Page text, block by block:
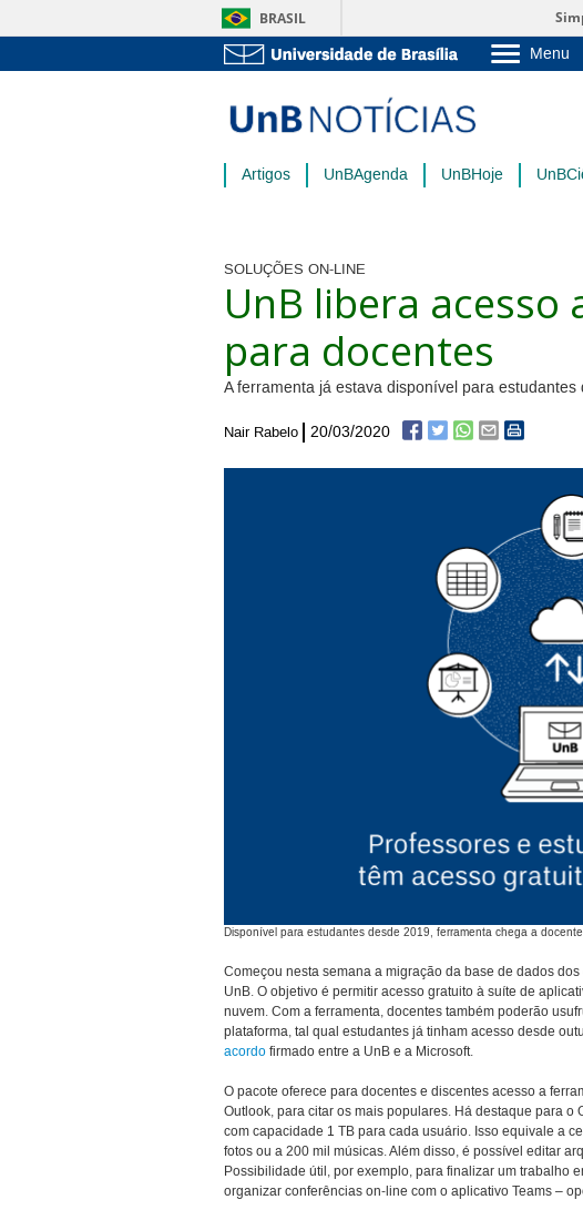
BRASIL
Menu
Pós-
Administração
Artigos UnBAgenda UnBHoje
SOLUÇÕES ON-LINE
UnB libera acesso
para docentes
A ferramenta já estava disponível para
Nair Rabelo 20/03/2020
Disponível para estudantes desde 2019, ferramenta chega a
Começou nesta semana a migração da base de dados
UnB. O objetivo é permitir acesso gratuito à suíte de
nuvem. Com a ferramenta, docentes também poderão
plataforma, tal qual estudantes já tinham acesso desde
acordo firmado entre a UnB e a Microsoft.
O pacote oferece para docentes e discentes acesso a
Outlook, para citar os mais populares. Há destaque para
com capacidade 1 TB para cada usuário. Isso equivale a
fotos ou a 200 mil músicas. Além disso, é possível editar
Possibilidade útil, por exemplo, para finalizar um trabalho
organizar conferências on-line com o aplicativo Teams –